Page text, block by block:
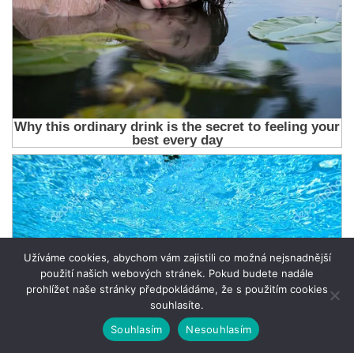
Užíváme cookies, abychom vám zajistili co možná nejsnadnější
použití našich webových stránek. Pokud budete nadále
prohlížet naše stránky předpokládáme, že s použitím cookies
souhlasíte.
Souhlasím
Nesouhlasím